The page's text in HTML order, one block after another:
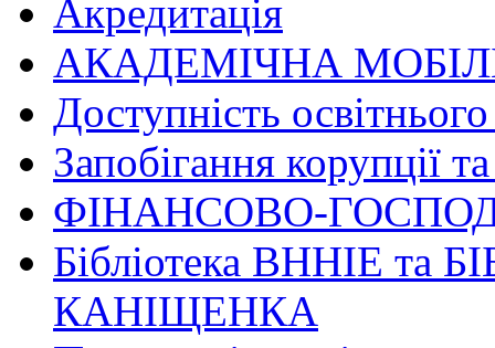
Акредитація
АКАДЕМІЧНА
Доступність
Запобігання корупції
ФІНАНСОВО-
Бібліотека ВННІЕ та
КАНІЩЕНКА